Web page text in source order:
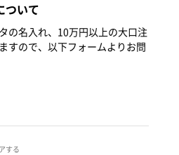
ついて
の名入れ、10万円以上の大口注
すので、以下フォームよりお問
する